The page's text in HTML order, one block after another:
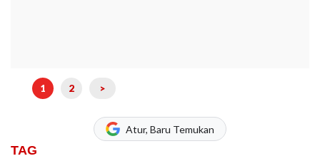
1 2 >
Atur, Baru Temukan
TAG